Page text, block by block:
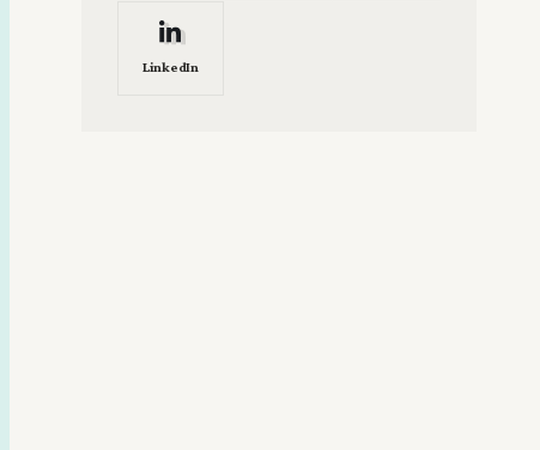
LinkedIn